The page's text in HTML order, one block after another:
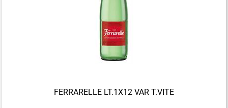
FERRARELLE LT.1X12 VAR T.VITE